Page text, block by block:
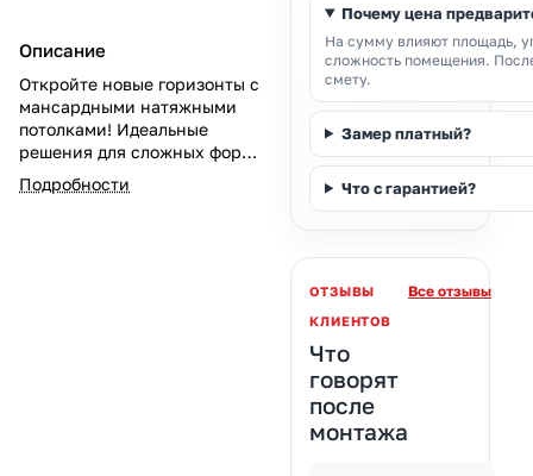
Описание
Откройте новые горизонты с
мансардными натяжными
потолками! Идеальные
решения для сложных форм.
Мансардные цена доступна
каждому. Профессиональный
Подробности
Почему цена
На сумму влияют площадь,
сложность помещения.
смету.
Замер платный?
Что с гарантией?
ОТЗЫВЫ
КЛИЕНТОВ
Что
говорят
после
монтажа
Все отзывы